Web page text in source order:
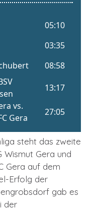
steht das zweite
Wismut Gera und
Gera auf dem
Erfolg der
gab es
der